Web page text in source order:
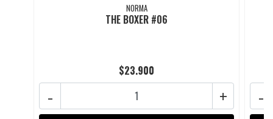
NORMA
THE BOXER #06
$23.900
+
- -